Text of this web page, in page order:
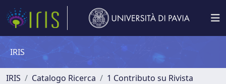
IRIS
IRIS Catalogo Ricerca
1 Contributo su Rivista